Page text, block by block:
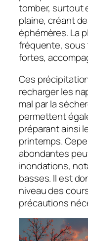
tomber, surtout
plaine, créant
éphémères. La
fréquente, sous
fortes,
Ces
recharger les
mal par la
permettent
préparant ainsi
printemps.
abondantes
inondations,
basses. Il est
niveau des
précautions